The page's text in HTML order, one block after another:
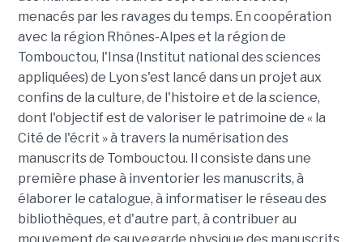
menacés par les ravages du temps. En coopération
avec la région Rhônes-Alpes et la région de
Tombouctou, l'Insa (Institut national des sciences
appliquées) de Lyon s'est lancé dans un projet aux
confins de la culture, de l'histoire et de la science,
dont l'objectif est de valoriser le patrimoine de « la
Cité de l'écrit » à travers la numérisation des
manuscrits de Tombouctou. Il consiste dans une
première phase à inventorier les manuscrits, à
élaborer le catalogue, à informatiser le réseau des
bibliothèques, et d'autre part, à contribuer au